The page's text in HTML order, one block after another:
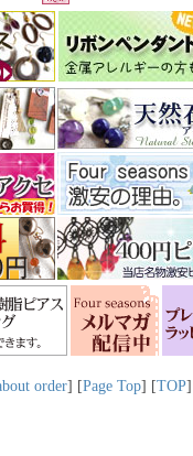
order] [Page Top] [TOP]